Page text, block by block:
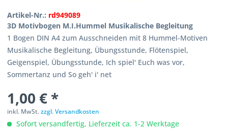
Artikel-Nr.: rd949089
3D Motivbogen M.I.Hummel Musikalische Begleitung
1 Bogen DIN A4 zum Ausschneiden mit 8 Hummel-Motiven
Musikalische Begleitung, Übungsstunde, Flötenspiel,
Geigenspiel, Übungsstunde, Ich spiel' Euch was vor,
Sommertanz und So geh' i' net
1,00 € *
inkl. MwSt.zzgl. Versandkosten
Sofort versandfertig, Lieferzeit ca. 1-2 Werktage